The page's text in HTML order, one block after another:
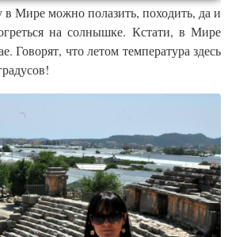
в Мире можно полазить, походить, да и
на солнышке. Кстати, в Мире
Говорят, что летом температура здесь